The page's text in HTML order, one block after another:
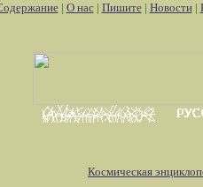
| О нас| Пишите| Новости|
Космическая